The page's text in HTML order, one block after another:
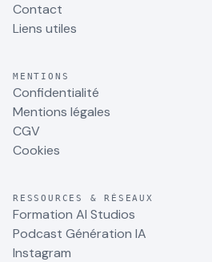
Contact
Liens utiles
MENTIONS
Confidentialité
Mentions légales
CGV
Cookies
RESSOURCES & RÉSEAUX
Formation AI Studios
Podcast Génération IA
Instagram